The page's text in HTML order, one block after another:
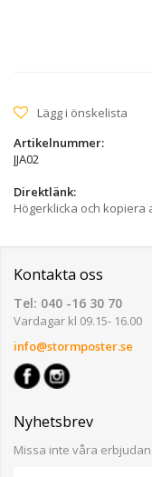
Lägg i önskelista
Artikelnummer:
JJA02
Direktlänk:
Högerklicka och kopiera
Kontakta oss
Tel: 040 -16 30 70
Vardagar kl 09.15- 16.00
info@stormposter.se
Nyhetsbrev
Missa inte våra